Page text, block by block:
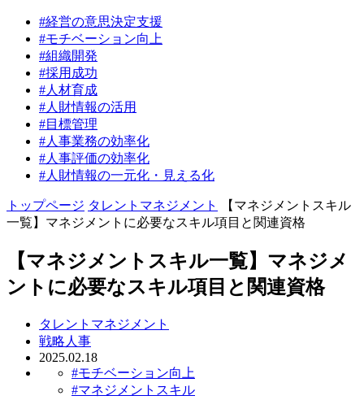
#経営の意思決定支援
#モチベーション向上
#組織開発
#採用成功
#人材育成
#人財情報の活用
#目標管理
#人事業務の効率化
#人事評価の効率化
#人財情報の一元化・見える化
トップページ タレントマネジメント
【マネジメントスキル
一覧】マネジメントに必要なスキル項目と関連資格
【マネジメントスキル一覧】マネジメ
ントに必要なスキル項目と関連資格
タレントマネジメント
戦略人事
2025.02.18
#モチベーション向上
#マネジメントスキル